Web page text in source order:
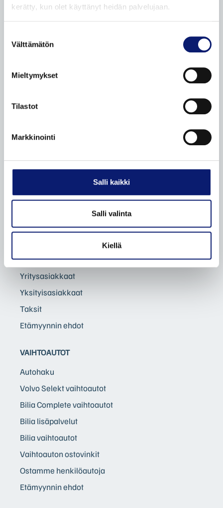
kerätty, kun olet käyttänyt heidän palvelujaan.
valinta
Välttämätön
Mieltymykset
Tilastot
Markkinointi
Salli kaikki
Salli valinta
Kiellä
TILAA BILIA-
Leasingpalvelut
Bilia Yksityisleasing
Volvo Huoltosopimus
Auton toimitus
Volvo sähköistyy
Yritysasiakkaat
Yksityisasiakkaat
Taksit
Etämyynnin ehdot
VAIHTOAUTOT
Autohaku
Volvo Selekt vaihtoautot
Bilia Complete vaihtoautot
Bilia lisäpalvelut
Bilia vaihtoautot
Vaihtoauton ostovinkit
Ostamme henkilöautoja
Etämyynnin ehdot